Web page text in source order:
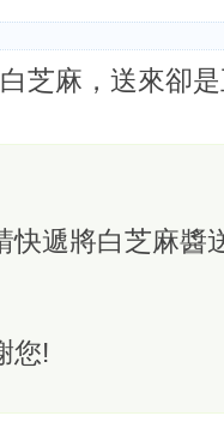
芝麻，送來卻
快遞將白芝麻醬
您!